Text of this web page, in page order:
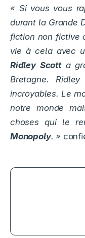
« Si vous vous
durant la Grande
fiction non fictive
vie à cela avec
Ridley Scotta
Bretagne.
incroyables. Le
notre monde
choses qui le
Monopoly. »